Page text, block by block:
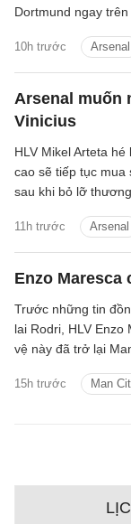
10h trước Arsenal
Dortmund ngay
ràng không phải
hâm mộ Arsenal
Arsenal muốn
Vinicius
11h trước Arsenal
HLV Mikel Arteta
cao sẽ tiếp tục mua
sau khi bỏ lỡ
Enzo
15h trước Man
Trước những tin
lai Rodri, HLV Enzo
vệ này đã trở lại